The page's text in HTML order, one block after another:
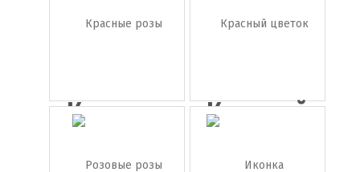
Красные
Красный
цветок